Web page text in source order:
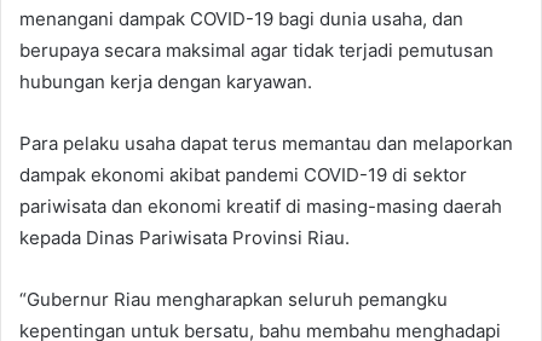
menangani dampak COVID-19 bagi dunia usaha, dan
berupaya secara maksimal agar tidak terjadi pemutusan
hubungan kerja dengan karyawan.
Para pelaku usaha dapat terus memantau dan melaporkan
dampak ekonomi akibat pandemi COVID-19 di sektor
pariwisata dan ekonomi kreatif di masing-masing daerah
kepada Dinas Pariwisata Provinsi Riau.
“Gubernur Riau mengharapkan seluruh pemangku
kepentingan untuk bersatu, bahu membahu menghadapi